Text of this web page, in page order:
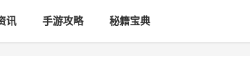
讯 手游攻略 秘籍宝典